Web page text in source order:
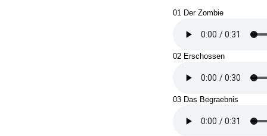
01 Der Zombie
02 Erschossen
03 Das Begraebnis